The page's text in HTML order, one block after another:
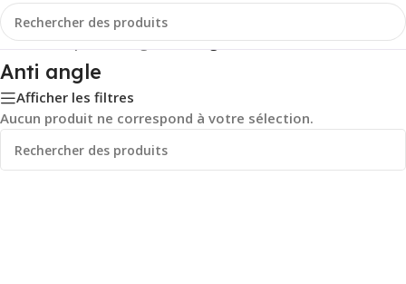
Accueil/Carpe/Montage/Anti angle
Anti angle
Afficher les filtres
Aucun produit ne correspond à votre sélection.